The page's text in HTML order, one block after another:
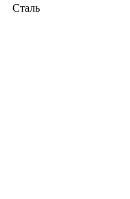
Сталь